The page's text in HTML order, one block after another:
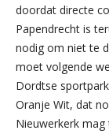
doordat directe
Papendrecht is
nodig om niet te
moet volgende
Dordtse
Oranje Wit, dat
Nieuwerkerk mag